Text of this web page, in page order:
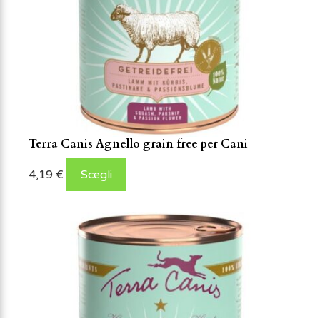
Terra Canis Agnello grain free per Cani
4,19 € Scegli